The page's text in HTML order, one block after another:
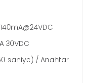
30VDC
saniye) / Anahtar